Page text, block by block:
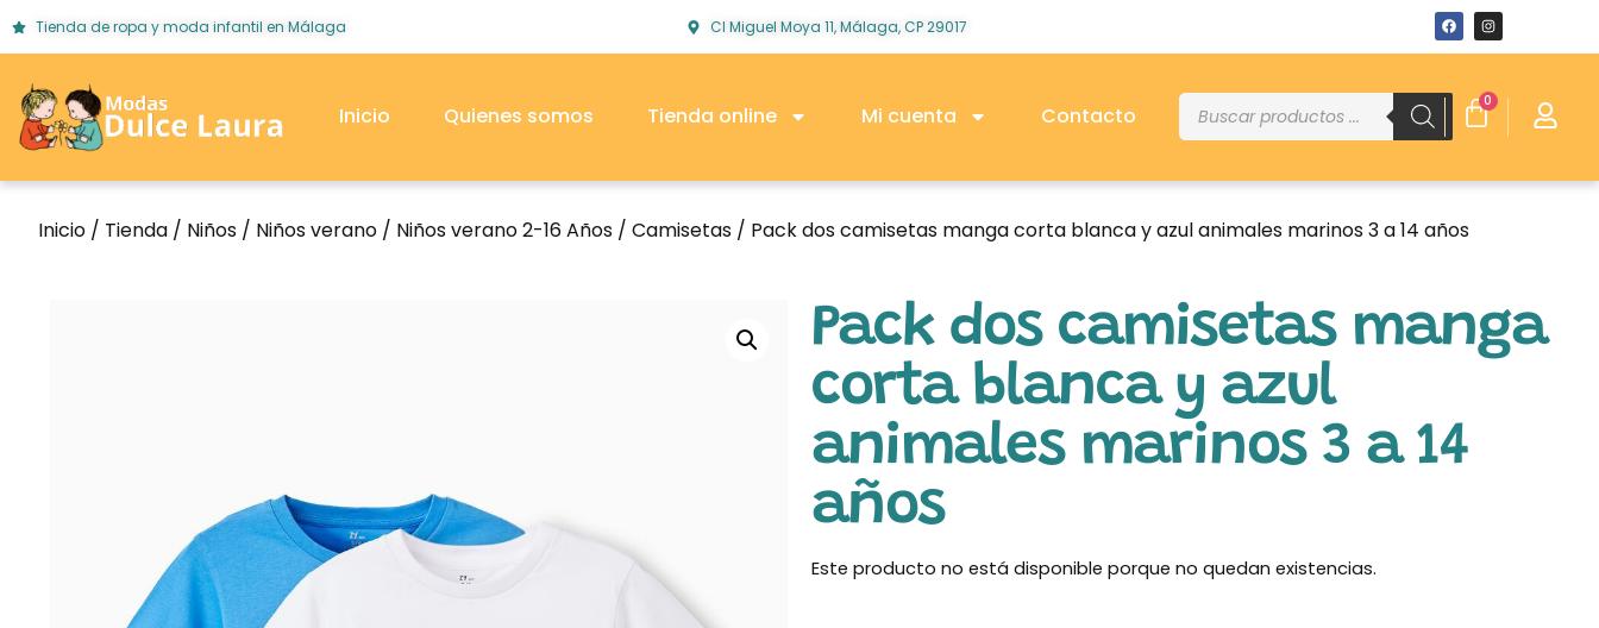
Tienda de ropa y moda infantil en Málaga Cl Miguel Moya 11, Málaga, CP 29017
Inicio Quienes somos Tienda online Mi cuenta Contacto
0
Inicio / Tienda / Niños / Niños verano / Niños verano 2-16 Años / Camisetas / Pack dos camisetas manga corta blanca y azul animales marinos 3 a 14 años
Pack dos camisetas manga
corta blanca y azul
animales marinos 3 a 14
años
Este producto no está disponible porque no quedan existencias.